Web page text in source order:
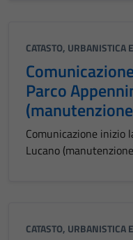
CATASTO, URBANISTICA
Parco
Comunicazione inizio
Lucano
CATASTO, URBANISTICA